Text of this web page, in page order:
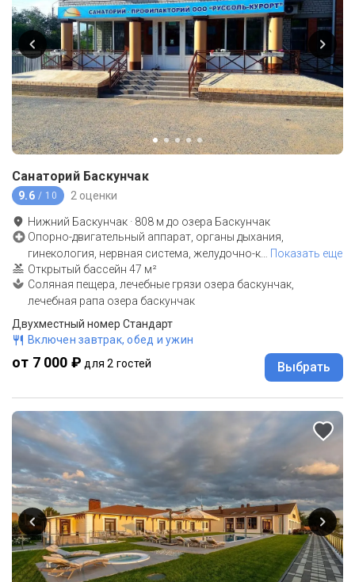
Санаторий Баскунчак
9.6 / 10 2 оценки
Нижний Баскунчак · 808 м до озера Баскунчак
Опорно-двигательный аппарат, органы дыхания,
гинекология, нервная система, желудочно-к… Показать еще
Открытый бассейн 47 м²
Соляная пещера, лечебные грязи озера баскунчак,
лечебная рапа озера баскунчак
Двухместный номер Стандарт
Включен завтрак, обед и ужин
от 7 000 ₽ для 2 гостей Выбрать